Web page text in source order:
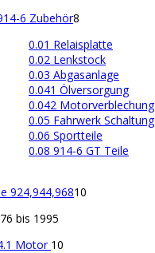
6 Zubehör8
0.01 Relaisplatte
0.02 Lenkstock
0.03 Abgasanlage
0.041 Ölversorgung
0.042 Motorverblechung
0.05 Fahrwerk Schaltung
0.06 Sportteile
0.08 914-6 GT Teile
924,944,96810
bis 1995
Motor 10